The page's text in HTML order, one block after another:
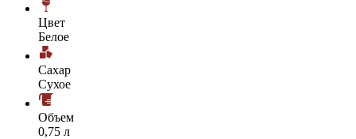
Цвет
Белое
Сахар
Сухое
Объем
0,75 л